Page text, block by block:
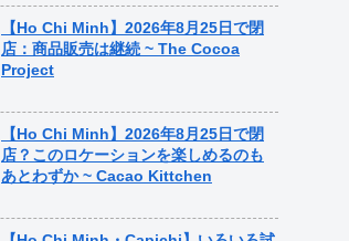
【Ho Chi Minh】2026年8月25日で閉
店：商品販売は継続 ~ The Cocoa
Project
【Ho Chi Minh】2026年8月25日で閉
店？このロケーションを楽しめるのも
あとわずか ~ Cacao Kittchen